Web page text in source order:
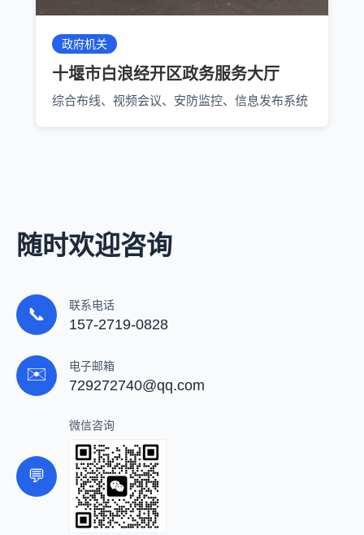
政府机关
十堰市白浪经开区政务服务大厅
综合布线、视频会议、安防监控、信息发布系统
随时欢迎咨询
📞 联系电话
157-2719-0828
✉️ 电子邮箱
729272740@qq.com
💬
微信咨询